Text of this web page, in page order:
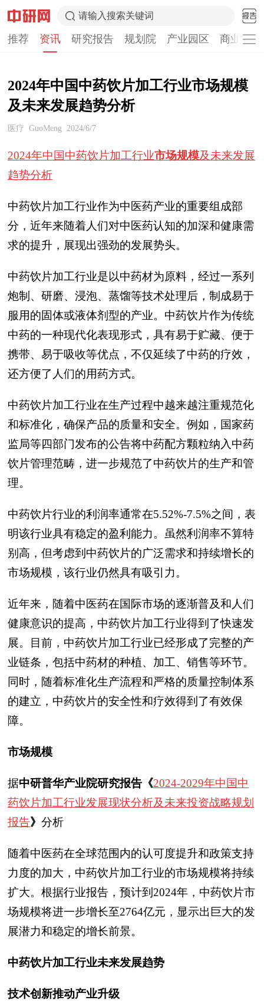
请输入搜索关键词
推荐 资讯 研究报告 规划院 产业园区 商业计
2024年中国中药饮片加工行业市场规模
及未来发展趋势分析
医疗 GuoMeng 2024/6/7
2024年中国中药饮片加工行业市场规模及未来发展
趋势分析
中药饮片加工行业作为中医药产业的重要组成部
分，近年来随着人们对中医药认知的加深和健康需
求的提升，展现出强劲的发展势头。
中药饮片加工行业是以中药材为原料，经过一系列
炮制、研磨、浸泡、蒸馏等技术处理后，制成易于
服用的固体或液体剂型的产业。中药饮片作为传统
中药的一种现代化表现形式，具有易于贮藏、便于
携带、易于吸收等优点，不仅延续了中药的疗效，
还方便了人们的用药方式。
中药饮片加工行业在生产过程中越来越注重规范化
和标准化，确保产品的质量和安全。例如，国家药
监局等四部门发布的公告将中药配方颗粒纳入中药
饮片管理范畴，进一步规范了中药饮片的生产和管
理。
中药饮片行业的利润率通常在5.52%-7.5%之间，表
明该行业具有稳定的盈利能力。虽然利润率不算特
别高，但考虑到中药饮片的广泛需求和持续增长的
市场规模，该行业仍然具有吸引力。
近年来，随着中医药在国际市场的逐渐普及和人们
健康意识的提高，中药饮片加工行业得到了快速发
展。目前，中药饮片加工行业已经形成了完整的产
业链条，包括中药材的种植、加工、销售等环节。
同时，随着标准化生产流程和严格的质量控制体系
的建立，中药饮片的安全性和疗效得到了有效保
障。
市场规模
据中研普华产业院研究报告《2024-2029年中国中
药饮片加工行业发展现状分析及未来投资战略规划
报告》 分析
随着中医药在全球范围内的认可度提升和政策支持
力度的加大，中药饮片加工行业的市场规模将持续
扩大。根据行业报告，预计到2024年，中药饮片市
场规模将进一步增长至2764亿元，显示出巨大的发
展潜力和稳定的增长前景。
中药饮片加工行业未来发展趋势
技术创新推动产业升级